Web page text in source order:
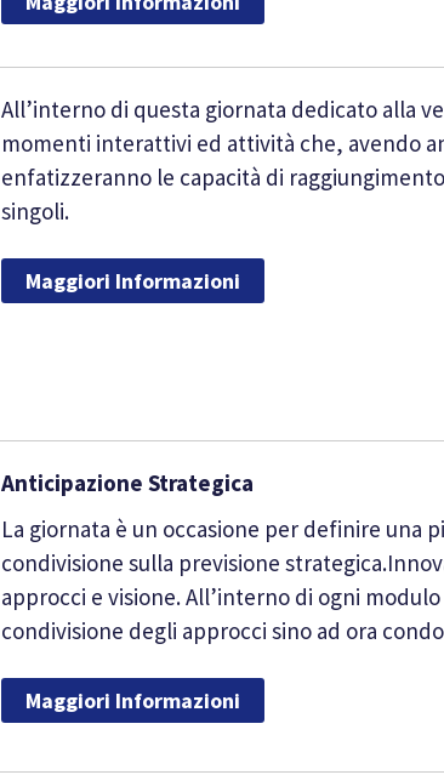
All’interno di questa giornata dedicato alla
momenti interattivi ed attività che, avendo
enfatizzeranno le capacità di
singoli.
Maggiori Informazioni
Anticipazione Strategica
La giornata è un occasione per definire una
condivisione sulla previsione
approcci e visione. All’interno di ogni
condivisione degli approcci sino ad ora
Maggiori Informazioni